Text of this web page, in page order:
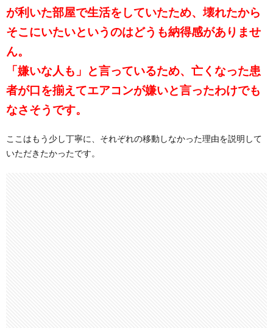
が利いた部屋で生活をしていたため、壊れたから
そこにいたいというのはどうも納得感がありませ
ん。
「嫌いな人も」と言っているため、亡くなった患
者が口を揃えてエアコンが嫌いと言ったわけでも
なさそうです。
ここはもう少し丁寧に、それぞれの移動しなかった理由を説明して
いただきたかったです。